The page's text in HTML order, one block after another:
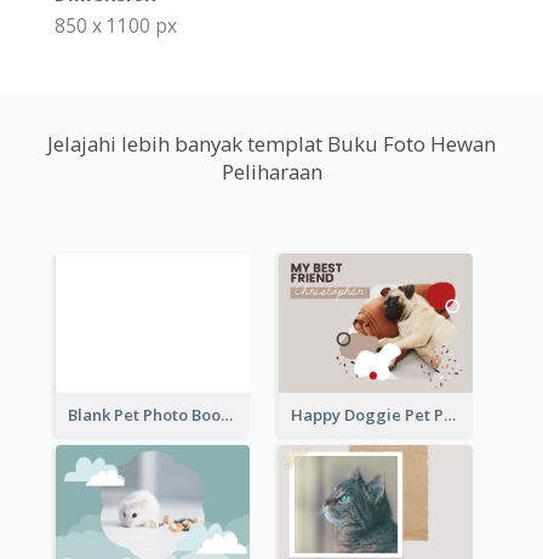
850 x 1100 px
Jelajahi lebih banyak templat Buku Foto Hewan
Peliharaan
Blank Pet Photo Book Happy Doggie Pet Photo Book